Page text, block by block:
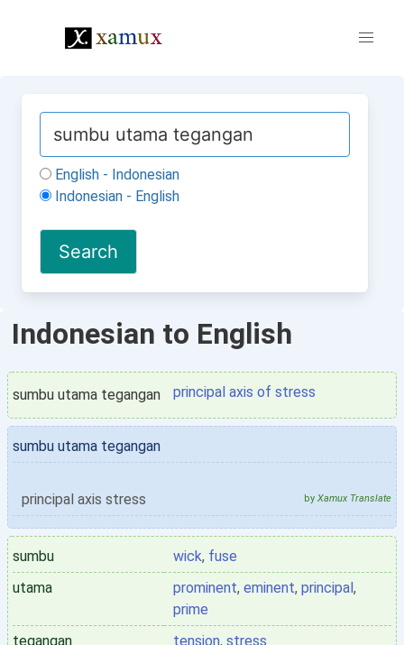
English - Indonesian
Indonesian - English
Indonesian to English
sumbu utama tegangan principal axis of stress
sumbu utama tegangan
principal axis stress by Xamux Translate
sumbu wick, fuse
utama
prominent, eminent, principal,
prime
tegangan
tension, stress